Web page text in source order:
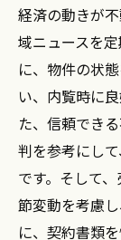
経済の動きが
域ニュースを
に、物件の状
い、内覧時に
た、信頼でき
判を参考にし
です。そして
節変動を考慮
に、契約書類